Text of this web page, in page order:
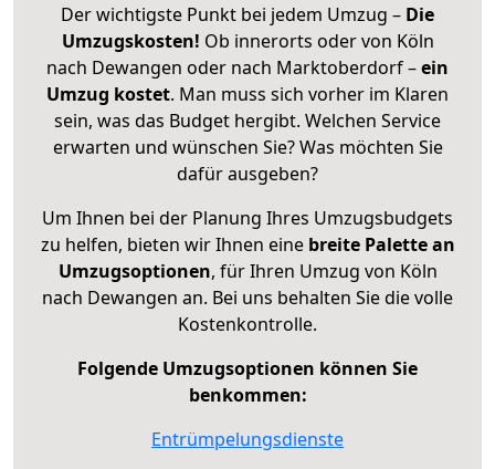
Der wichtigste Punkt bei jedem Umzug – Die
Umzugskosten! Ob innerorts oder von Köln
nach Dewangen oder nach Marktoberdorf –ein
Umzug kostet. Man muss sich vorher im Klaren
sein, was das Budget hergibt. Welchen Service
erwarten und wünschen Sie? Was möchten Sie
dafür ausgeben?
Um Ihnen bei der Planung Ihres Umzugsbudgets
zu helfen, bieten wir Ihnen eine breite Palette an
Umzugsoptionen, für Ihren Umzug von Köln
nach Dewangen an. Bei uns behalten Sie die volle
Kostenkontrolle.
Folgende Umzugsoptionen können Sie
benkommen:
Entrümpelungsdienste